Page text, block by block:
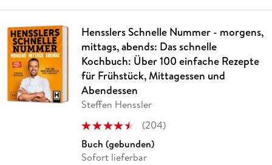
Hensslers Schnelle Nummer - morgens,
mittags, abends: Das schnelle
Kochbuch: Über 100 einfache Rezepte
für Frühstück, Mittagessen und
Abendessen
Steffen Henssler
(204)
Buch (gebunden)
Sofort lieferbar